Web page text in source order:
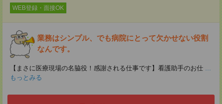
WEB登録・面接OK
業務はシンプル、でも病院にとって欠かせない役割
なんです。
【まさに医療現場の名脇役！感謝される仕事です】看護助手のお仕 ...
もっとみる